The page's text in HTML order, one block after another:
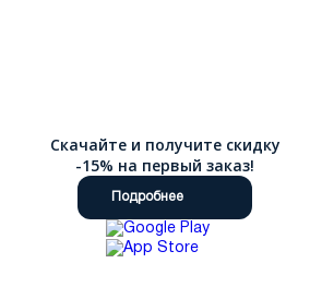
Скачайте и получите скидку
-15% на первый заказ!
Подробнее